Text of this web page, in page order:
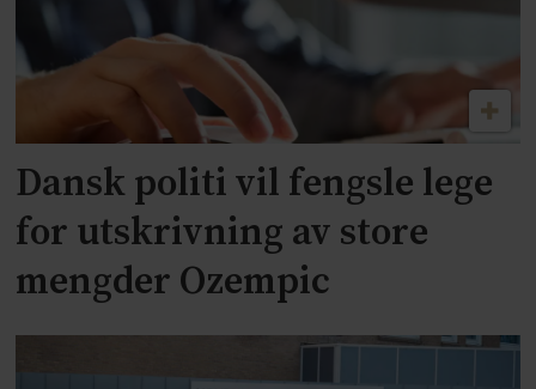
Dansk politi vil fengsle lege
for utskrivning av store
mengder Ozempic